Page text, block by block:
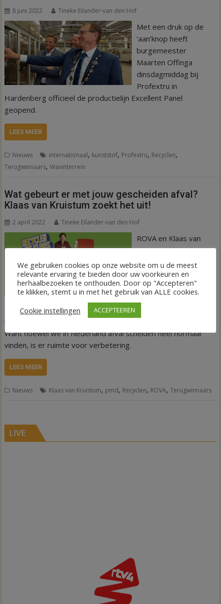
8 juni 2022 Tineke Eilander-van den Hof
Met een druk op de
‘aan’knop heeft
burgemeester
Maarten Offinga
dinsdagmiddag bij
Profextru in
Hardenberg officieel de productielijn Excellent Panel
geopend.
LEES MEER
Nieuws internationaal, kunststof, Profextru, Recyclen,
Terugwinnaars,Wavinterrein
Wat gebeurt er met jouw gescheiden afval?
Klaas van Kruistum zoekt het uit!
2 april 2022 Tineke Eilander-van den Hof
ROVA en Klaas van
Kruistum slaan de
handen ineen dit jaar.
In de campagne
Recyclen met Klaas
werken zij samen aan
een gedeelde missie: het inzichtelijk maken van de wereld van
recycling om zo te laten zien wat er met ons afval gebeurt.
Want hoewel we in Nederland afval scheiden heel normaal
vinden, is er ruimte voor verbetering.
LEES MEER
Nieuws Klaas van Kruistum, pmd, Recyclen, ROVA,Terugwinnaars
LIVE
We gebruiken cookies op onze website om u de meest
relevante ervaring te bieden door uw voorkeuren en
herhaalbezoeken te onthouden. Door op "Accepteren"
te klikken, stemt u in met het gebruik van ALLE cookies.
Cookie instellingen
ACCEPTEEREN